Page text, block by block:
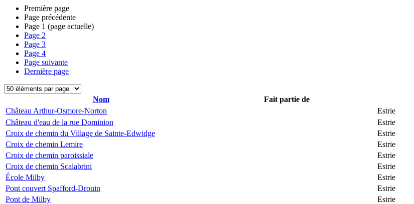
Première page
Page précédente
Page 1 (page actuelle)
Page 2
Page 3
Page 4
Page suivante
Dernière page
Nom Fait partie de
Château Arthur-Osmore-Norton
Estrie
Château d'eau de la rue Dominion
Estrie
Croix de chemin du Village de Sainte-Edwidge
Estrie
Croix de chemin Lemire
Estrie
Croix de chemin paroissiale
Estrie
Croix de chemin Scalabrini
Estrie
École Milby
Estrie
Pont couvert Spafford-Drouin
Estrie
Pont de Milby
Estrie